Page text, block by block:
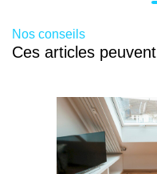
Nos conseils
Ces articles